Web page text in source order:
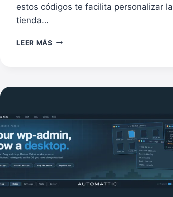
estos códigos te facilita personalizar la
tienda…
LEER MÁS GUÍA
WOOCOMMERCE